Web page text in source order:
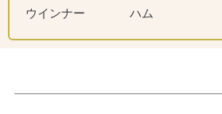
ウインナー ハム